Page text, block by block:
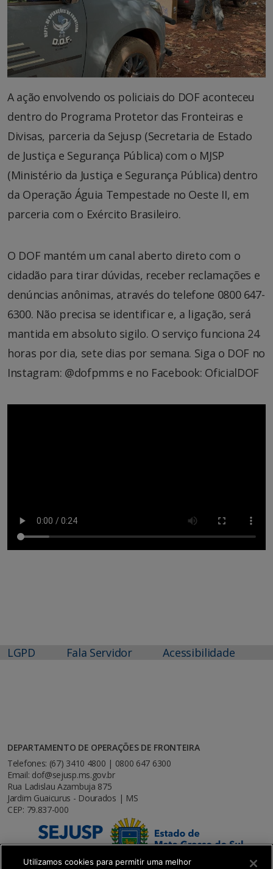
A ação envolvendo os policiais do DOF aconteceu
dentro do Programa Protetor das Fronteiras e
Divisas, parceria da Sejusp (Secretaria de Estado
de Justiça e Segurança Pública) com o MJSP
(Ministério da Justiça e Segurança Pública) dentro
da Operação Águia Tempestade no Oeste II, em
parceria com o Exército Brasileiro.
O DOF mantém um canal aberto direto com o
cidadão para tirar dúvidas, receber reclamações e
denúncias anônimas, através do telefone 0800 647-
6300. Não precisa se identificar e, a ligação, será
mantida em absoluto sigilo. O serviço funciona 24
horas por dia, sete dias por semana. Siga o DOF no
Instagram: @dofpmms e no Facebook: OficialDOF
LGPD Fala Servidor Acessibilidade
DEPARTAMENTO DE OPERAÇÕES DE FRONTEIRA
Telefones: (67) 3410 4800 | 0800 647 6300
Email: dof@sejusp.ms.gov.br
Rua Ladislau Azambuja 875
Jardim Guaicurus - Dourados | MS
CEP: 79.837-000
Utilizamos cookies para permitir uma melhor